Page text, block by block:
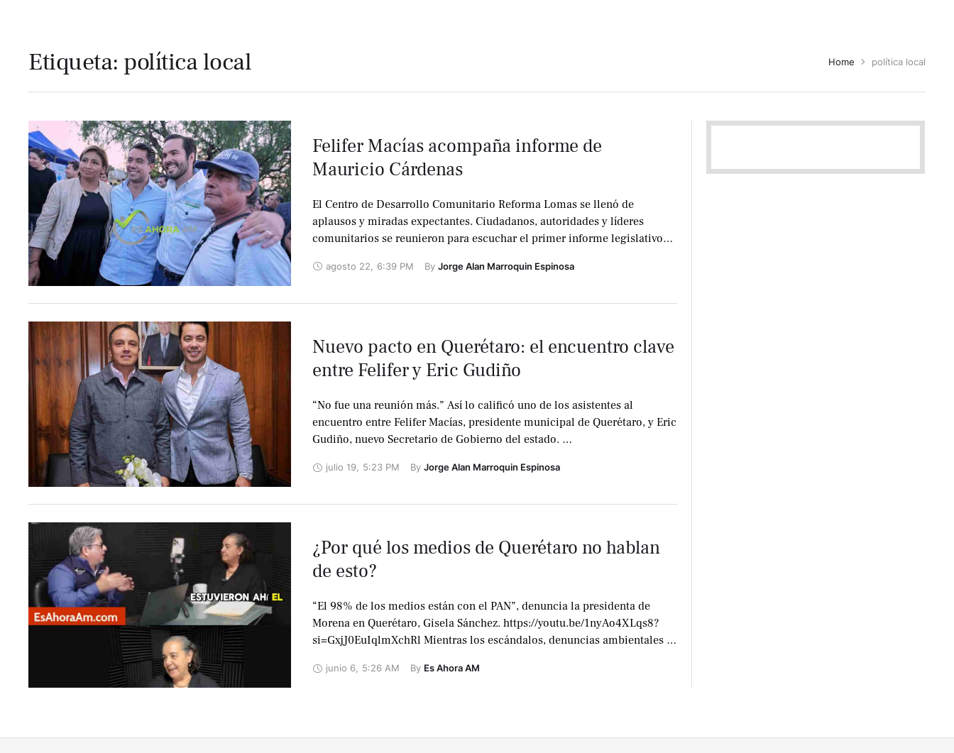
Etiqueta: política local Home política local
Felifer Macías acompaña informe de
Mauricio Cárdenas
El Centro de Desarrollo Comunitario Reforma Lomas se llenó de
aplausos y miradas expectantes. Ciudadanos, autoridades y líderes
comunitarios se reunieron para escuchar el primer informe legislativo
agosto 22 6:39 PM By Jorge Alan Marroquin Espinosa
Nuevo pacto en Querétaro: el encuentro clave
entre Felifer y Eric Gudiño
“No fue una reunión más.” Así lo calificó uno de los asistentes al
encuentro entre Felifer Macías, presidente municipal de Querétaro, y Eric
Gudiño, nuevo Secretario de Gobierno del estado. …
julio 19, 5:23 PM By Jorge Alan Marroquin Espinosa
¿Por qué los medios de Querétaro no hablan
de esto?
“El 98% de los medios están con el PAN”, denuncia la presidenta de
Morena en Querétaro, Gisela Sánchez. https://youtu.be/1nyAo4XLqs8?
si=GxjJ0EuIqlmXchRl Mientras los escándalos, denuncias ambientales y
junio 6, 5:26 AM By Es Ahora AM